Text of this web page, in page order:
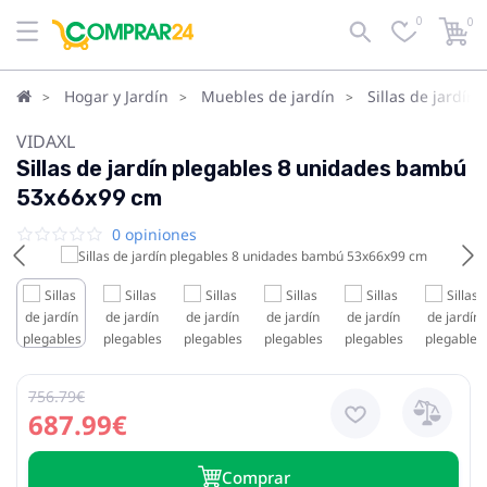
0 0
Hogar y Jardín Muebles de jardín Sillas de jardín
VIDAXL
Sillas de jardín plegables 8 unidades bambú
53x66x99 cm
0 opiniones
687.99€
756.79€
Сomprar